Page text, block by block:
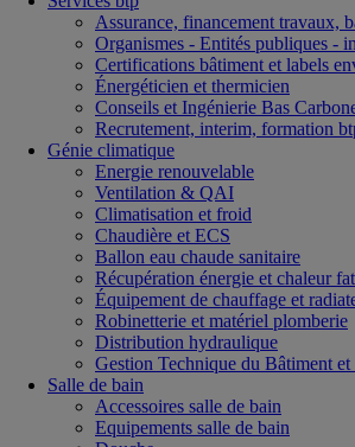
Assurance, financement travaux,
Organismes - Entités publiques -
Certifications bâtiment et labels
Énergéticien et thermicien
Conseils et Ingénierie Bas
Recrutement, interim, formation
Génie climatique
Energie renouvelable
Ventilation & QAI
Climatisation et froid
Chaudière et ECS
Ballon eau chaude sanitaire
Récupération énergie et chaleur
Équipement de chauffage et
Robinetterie et matériel plomberie
Distribution hydraulique
Gestion Technique du Bâtiment et
Salle de bain
Accessoires salle de bain
Equipements salle de bain